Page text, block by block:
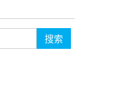
搜索